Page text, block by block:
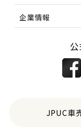
企業情報
公
JPUC車